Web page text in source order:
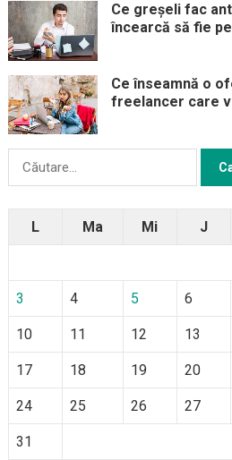
Ce greșeli fac
încearcă să fie
Ce înseamnă o
freelancer care
Caută
L Ma Mi J
3 4 5 6
10 11 12 13
17 18 19 20
24 25 26 27
31